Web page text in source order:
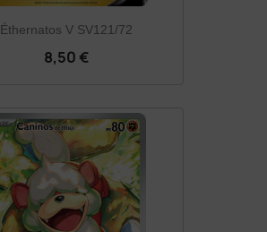
Éthernatos V SV121/72
8,50 €